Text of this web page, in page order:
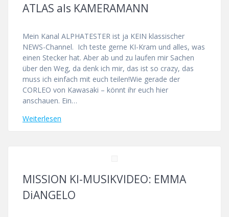
ATLAS als KAMERAMANN
Mein Kanal ALPHATESTER ist ja KEIN klassischer
NEWS-Channel. Ich teste gerne KI-Kram und alles, was
einen Stecker hat. Aber ab und zu laufen mir Sachen
über den Weg, da denk ich mir, das ist so crazy, das
muss ich einfach mit euch teilen!Wie gerade der
CORLEO von Kawasaki – könnt ihr euch hier
anschauen. Ein…
Weiterlesen
MISSION KI-MUSIKVIDEO: EMMA
DiANGELO